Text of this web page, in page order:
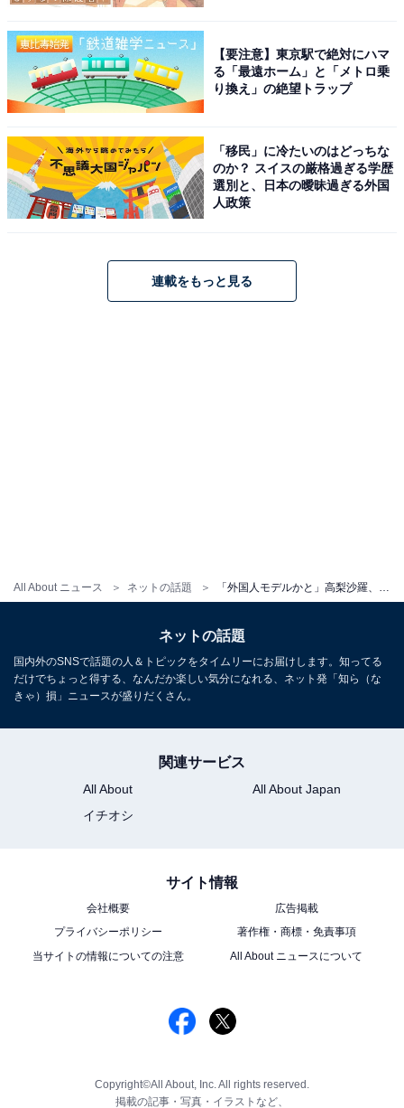
All About ニュース ネットの話題 「外国人モデルかと」高梨沙羅、別人級の肌見せショット！ 「めっちゃオシャレ」「すごく色気あってたまらない」
【要注意】東京駅で絶対にハマ
る「最遠ホーム」と「メトロ乗
り換え」の絶望トラップ
「移民」に冷たいのはどっちな
のか？ スイスの厳格過ぎる学歴
選別と、日本の曖昧過ぎる外国
人政策
連載をもっと見る
ネットの話題
国内外のSNSで話題の人＆トピックをタイムリーにお届けします。知ってる
だけでちょっと得する、なんだか楽しい気分になれる、ネット発「知ら（な
きゃ）損」ニュースが盛りだくさん。
関連サービス
All About
All About Japan
イチオシ
サイト情報
会社概要
広告掲載
プライバシーポリシー
著作権・商標・免責事項
当サイトの情報についての注意
All About ニュースについて
Copyright©All About, Inc. All rights reserved.
掲載の記事・写真・イラストなど、